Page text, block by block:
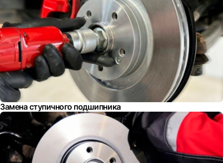
Замена ступичного подшипника